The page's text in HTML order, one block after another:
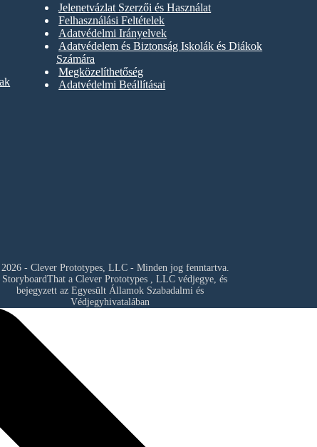
Jelenetvázlat Szerzői és Használat
Felhasználási Feltételek
Adatvédelmi Irányelvek
Adatvédelem és Biztonság Iskolák és Diákok
Számára
Megközelíthetőség
Adatvédelmi Beállításai
- Clever Prototypes, LLC - Minden jog fenntartva.
a Clever Prototypes , LLC védjegye, és
bejegyzett az Egyesült Államok Szabadalmi és
Védjegyhivatalában